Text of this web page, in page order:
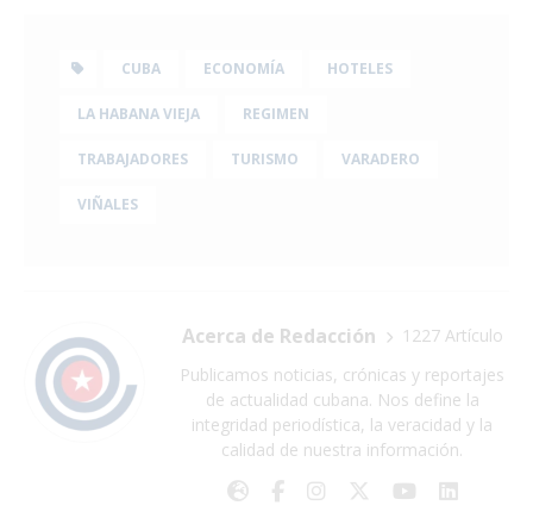
CUBA ECONOMÍA HOTELES
LA HABANA VIEJA REGIMEN
TRABAJADORES TURISMO VARADERO
VIÑALES
Acerca de Redacción
1227 Artículo
Publicamos noticias, crónicas y reportajes
de actualidad cubana. Nos define la
integridad periodística, la veracidad y la
calidad de nuestra información.